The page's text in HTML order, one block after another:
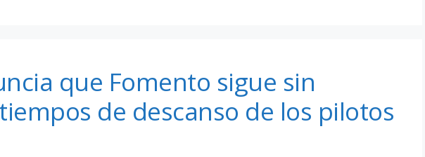
que Fomento sigue sin
de descanso de los pilotos